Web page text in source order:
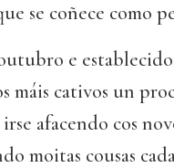
se coñece como
e
cativos un
afacendo cos
moitas cousas